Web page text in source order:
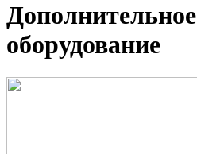
Дополнительное
оборудование